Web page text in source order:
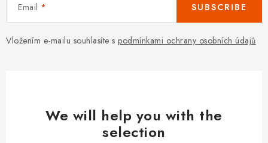
Email
Vložením e-mailu souhlasíte s podmínkami ochrany osobních údajů
SUBSCRIBE
We will help you with the
selection